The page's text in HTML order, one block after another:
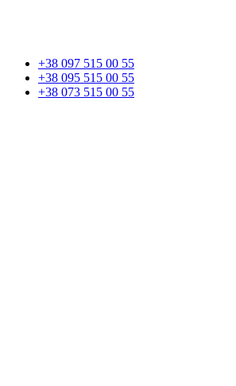
+38 097 515 00 55
+38 095 515 00 55
+38 073 515 00 55